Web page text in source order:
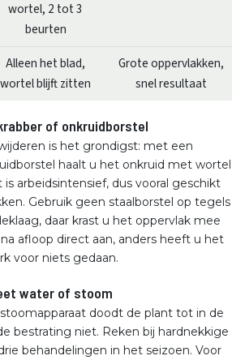
wortel, 2 tot 3
beurten
Alleen het blad,
wortel blijft zitten
Grote oppervlakken,
snel resultaat
of onkruidborstel
is het grondigst: met een
haalt u het onkruid met wortel
arbeidsintensief, dus vooral geschikt
Gebruik geen staalborstel op tegels
daar krast u het oppervlak mee
afloop direct aan, anders heeft u het
voor niets gedaan.
water of stoom
doodt de plant tot in de
bestrating niet. Reken bij hardnekkige
behandelingen in het seizoen. Voor